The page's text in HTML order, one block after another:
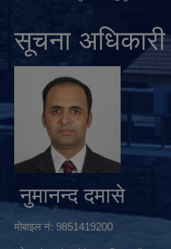
सूचना अधिकारी
नुमानन्द दमासे
मोबाइल नं: 9851419200